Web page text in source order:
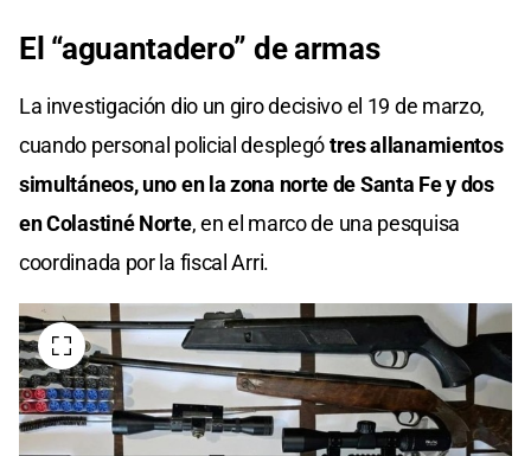
El “aguantadero” de armas
La investigación dio un giro decisivo el 19 de marzo,
cuando personal policial desplegótres allanamientos
simultáneos, uno en la zona norte de Santa Fe y dos
en Colastiné Norte, en el marco de una pesquisa
coordinada por la fiscal Arri.